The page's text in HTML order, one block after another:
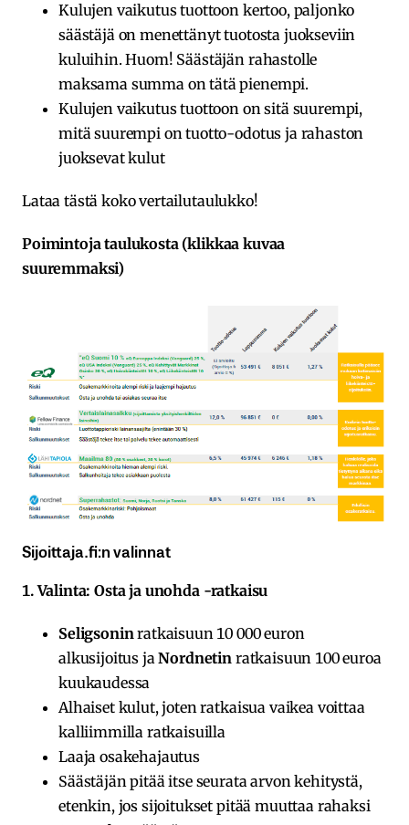
Kulujen vaikutus tuottoon kertoo, paljonko
säästäjä on menettänyt tuotosta juokseviin
kuluihin. Huom! Säästäjän rahastolle
maksama summa on tätä pienempi.
Kulujen vaikutus tuottoon on sitä suurempi,
mitä suurempi on tuotto-odotus ja rahaston
juoksevat kulut
Lataa tästä koko vertailutaulukko!
Poimintoja taulukosta (klikkaa kuvaa
suuremmaksi)
Sijoittaja.fi:n valinnat
1. Valinta: Osta ja unohda -ratkaisu
Seligsoninratkaisuun 10 000 euron
alkusijoitus jaNordnetin ratkaisuun 100 euroa
kuukaudessa
Alhaiset kulut, joten ratkaisua vaikea voittaa
kalliimmilla ratkaisuilla
Laaja osakehajautus
Säästäjän pitää itse seurata arvon kehitystä,
etenkin, jos sijoitukset pitää muuttaa rahaksi